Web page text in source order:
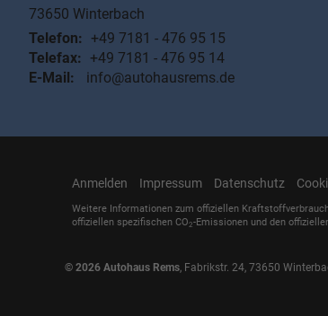
73650 Winterbach
Telefon: +49 7181 - 476 95 15
Telefax: +49 7181 - 476 95 14
E-Mail:
info@autohausrems.de
Anmelden Impressum Datenschutz
Weitere Informationen zum offiziellen
offiziellen spezifischen CO2-Emissionen und den
© 2026 Autohaus Rems Fabrikstr. 24 73650